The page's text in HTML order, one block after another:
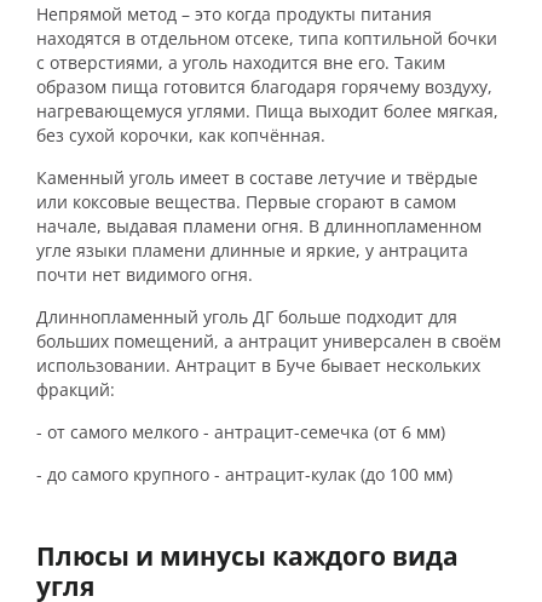
Непрямой метод – это когда продукты питания
находятся в отдельном отсеке, типа коптильной бочки
с отверстиями, а уголь находится вне его. Таким
образом пища готовится благодаря горячему воздуху,
нагревающемуся углями. Пища выходит более мягкая,
без сухой корочки, как копчённая.
Каменный уголь имеет в составе летучие и твёрдые
или коксовые вещества. Первые сгорают в самом
начале, выдавая пламени огня. В длиннопламенном
угле языки пламени длинные и яркие, у антрацита
почти нет видимого огня.
Длиннопламенный уголь ДГ больше подходит для
больших помещений, а антрацит универсален в своём
использовании. Антрацит в Буче бывает нескольких
фракций:
- от самого мелкого - антрацит-семечка (от 6 мм)
- до самого крупного - антрацит-кулак (до 100 мм)
Плюсы и минусы каждого вида
угля